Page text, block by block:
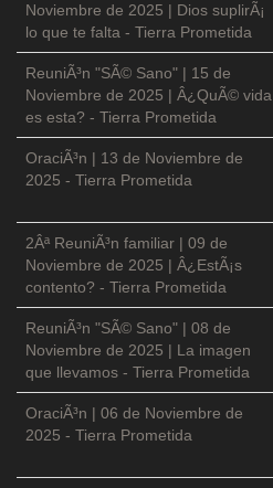
Noviembre de 2025 | Dios suplirÃ¡
lo que te falta - Tierra Prometida
ReuniÃ³n "SÃ© Sano" | 15 de
Noviembre de 2025 | Â¿QuÃ© vida
es esta? - Tierra Prometida
OraciÃ³n | 13 de Noviembre de
2025 - Tierra Prometida
2Âª ReuniÃ³n familiar | 09 de
Noviembre de 2025 | Â¿EstÃ¡s
contento? - Tierra Prometida
ReuniÃ³n "SÃ© Sano" | 08 de
Noviembre de 2025 | La imagen
que llevamos - Tierra Prometida
OraciÃ³n | 06 de Noviembre de
2025 - Tierra Prometida